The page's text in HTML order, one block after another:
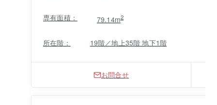
専有面積： 79.14m2
所在階： 19階／地上35階 地下1階
お問合せ